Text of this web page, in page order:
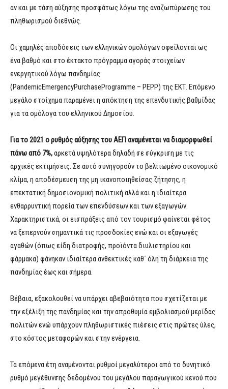
αν και με τάση αύξησης προσφάτως λόγω της αναζωπύρωσης του
πληθωρισμού διεθνώς.
Οι χαμηλές αποδόσεις των ελληνικών ομολόγων οφείλονται ως
ένα βαθμό και στο έκτακτο πρόγραμμα αγοράς στοιχείων
ενεργητικού λόγω πανδημίας
(PandemicEmergencyPurchaseProgramme – PEPP) της ΕΚΤ. Επόμενο
μεγάλο στοίχημα παραμένει η απόκτηση της επενδυτικής βαθμίδας
για τα ομόλογα του ελληνικού Δημοσίου.
Για το 2021 ο ρυθμός αύξησης του ΑΕΠ αναμένεται να διαμορφωθεί
πάνω από 7%,αρκετά υψηλότερα δηλαδή σε σύγκριση με τις
αρχικές εκτιμήσεις. Σε αυτό συνηγορούν το βελτιωμένο οικονομικό
κλίμα, η αποδέσμευση της μη ικανοποιηθείσας ζήτησης, η
επεκτατική δημοσιονομική πολιτική αλλά και η ιδιαίτερα
ενθαρρυντική πορεία των επενδύσεων και των εξαγωγών.
Χαρακτηριστικά, οι εισπράξεις από τον τουρισμό φαίνεται φέτος
να ξεπερνούν σημαντικά τις προσδοκίες ενώ και οι εξαγωγές
αγαθών (όπως είδη διατροφής, προϊόντα διυλιστηρίου και
φάρμακα) φάνηκαν ιδιαίτερα ανθεκτικές καθ΄ όλη τη διάρκεια της
πανδημίας έως και σήμερα.
Βέβαια, εξακολουθεί να υπάρχει αβεβαιότητα που σχετίζεται με
την εξέλιξη της πανδημίας και την απροθυμία εμβολιασμού μερίδας
πολιτών ενώ υπάρχουν πληθωριστικές πιέσεις στις πρώτες ύλες,
στο κόστος μεταφορών και στην ενέργεια.
Τα επόμενα έτη αναμένονται ρυθμοί μεγαλύτεροι από το δυνητικό
ρυθμό μεγέθυνσης δεδομένου του μεγάλου παραγωγικού κενού που